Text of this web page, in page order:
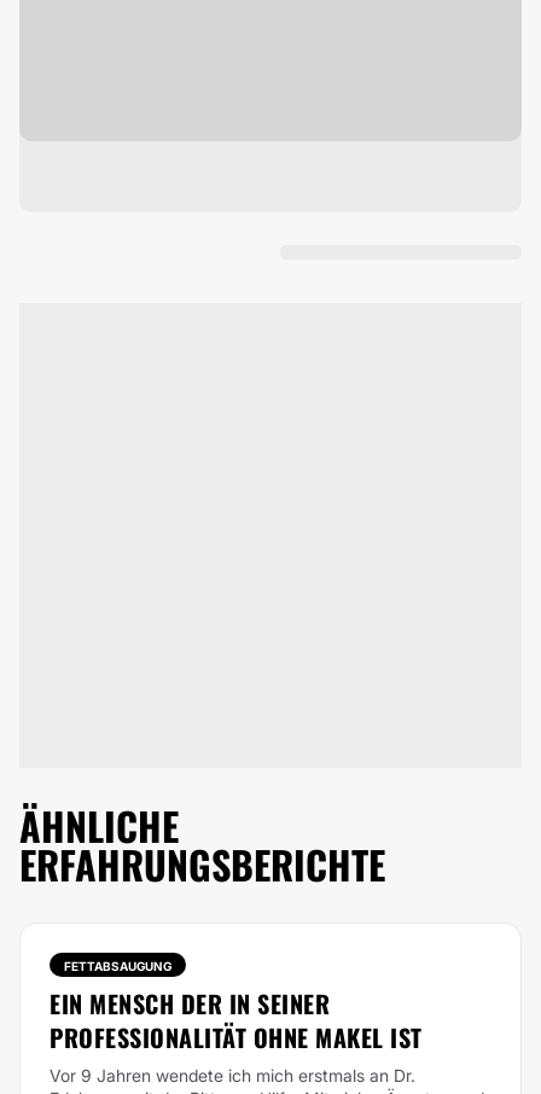
ÄHNLICHE
ERFAHRUNGSBERICHTE
FETTABSAUGUNG
EIN MENSCH DER IN SEINER
PROFESSIONALITÄT OHNE MAKEL IST
Vor 9 Jahren wendete ich mich erstmals an Dr.